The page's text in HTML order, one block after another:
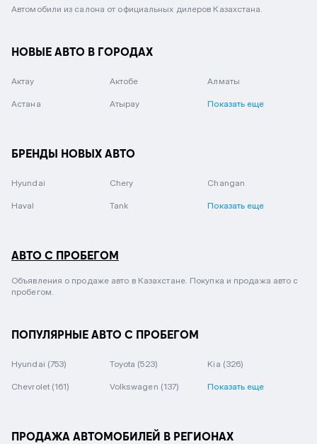
Автомобили из салона от официальных дилеров Казахстана.
НОВЫЕ АВТО В ГОРОДАХ
Актау Актобе Алматы
Астана Атырау Показать еще
БРЕНДЫ НОВЫХ АВТО
Hyundai Chery Changan
Haval Tank Показать еще
АВТО С ПРОБЕГОМ
Объявления о продаже авто в Казахстане. Покупка и продажа авто с
пробегом.
ПОПУЛЯРНЫЕ АВТО С ПРОБЕГОМ
Hyundai (753) Toyota (523) Kia (326)
Chevrolet (161) Volkswagen (137) Показать еще
ПРОДАЖА АВТОМОБИЛЕЙ В РЕГИОНАХ